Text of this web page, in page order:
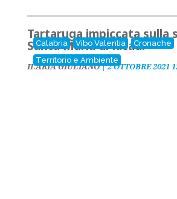
Calabria Vibo Valentia
Cronache
Territorio e Ambiente
Tartaruga impiccata sulla
Santa Maria di Ricadi
ILARIA GIULIANO|2 OTTOBRE 2021